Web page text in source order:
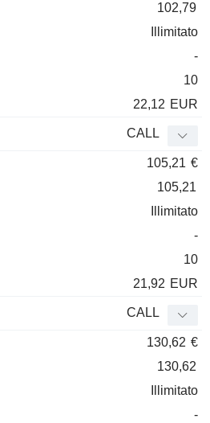
102,79
Illimitato
-
10
22,12 EUR
CALL
105,21 €
105,21
Illimitato
-
10
21,92 EUR
CALL
130,62 €
130,62
Illimitato
-